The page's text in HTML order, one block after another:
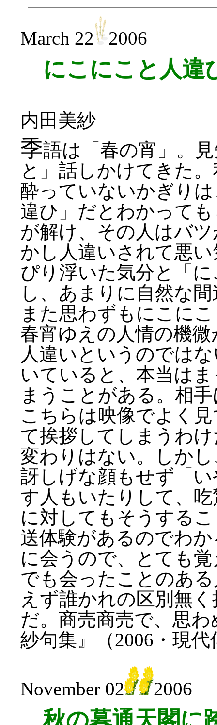
March 22 2006
にこにこと人違
内田美紗
季語は「春の宵」。
と」話しかけてきた
酔っていないかぎり
違ひ」だとわかって
が解け、その人はバ
かし人違いされて悪
ぴり浮いた気分と「
し、あまりに自然な
また思わずもにこに
春宵ゆえの人情の機
人違いというのでは
いていると、本当は
まうことがある。相
こちらは映像でよく
て挨拶してしまうわ
変わりはない。しか
訝しげな顔もせず「
す人もいたりして、
に対してもそうする
送体験があるのでわ
に会うので、とても
でも会ったことのあ
えず誰かれの区別無
だ。商売商売で、思
紗句集』（2006・現
November 02 2006
秋の暮通天閣に